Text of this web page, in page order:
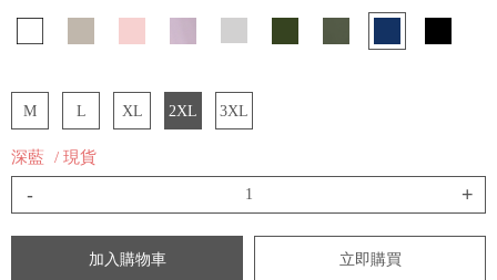
M L XL 2XL 3XL
深藍 / 現貨
- +
加入購物車 立即購買